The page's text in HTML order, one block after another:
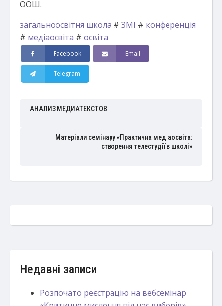
ООШ.
загальноосвітня школа # ЗМІ # конференція
# медіаосвіта # освіта
Facebook Email
Telegram
АНАЛИЗ МЕДИАТЕКСТОВ
Матеріали семінару «Практична медіаосвіта:
створення телестудії в школі»
Недавні записи
Розпочато реєстрацію на вебсемінар